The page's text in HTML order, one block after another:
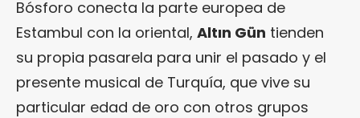
Bósforo conecta la parte europea de
Estambul con la oriental, Altın Gün tienden
su propia pasarela para unir el pasado y el
presente musical de Turquía, que vive su
particular edad de oro con otros grupos